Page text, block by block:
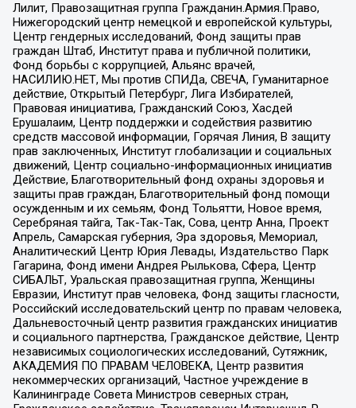
Лилит, Правозащитная группа Гражданин.Армия.Право,
Нижегородский центр немецкой и европейской культуры,
Центр гендерных исследований, Фонд защиты прав
граждан Штаб, Институт права и публичной политики,
Фонд борьбы с коррупцией, Альянс врачей,
НАСИЛИЮ.НЕТ, Мы против СПИДа, СВЕЧА, Гуманитарное
действие, Открытый Петербург, Лига Избирателей,
Правовая инициатива, Гражданский Союз, Хасдей
Ерушалаим, Центр поддержки и содействия развитию
средств массовой информации, Горячая Линия, В защиту
прав заключенных, Институт глобализации и социальных
движений, Центр социально-информационных инициатив
Действие, Благотворительный фонд охраны здоровья и
защиты прав граждан, Благотворительный фонд помощи
осужденным и их семьям, Фонд Тольятти, Новое время,
Серебряная тайга, Так-Так-Так, Сова, центр Анна, Проект
Апрель, Самарская губерния, Эра здоровья, Мемориал,
Аналитический Центр Юрия Левады, Издательство Парк
Гагарина, Фонд имени Андрея Рылькова, Сфера, Центр
СИБАЛЬТ, Уральская правозащитная группа, Женщины
Евразии, Институт прав человека, Фонд защиты гласности,
Российский исследовательский центр по правам человека,
Дальневосточный центр развития гражданских инициатив
и социального партнерства, Гражданское действие, Центр
независимых социологических исследований, Сутяжник,
АКАДЕМИЯ ПО ПРАВАМ ЧЕЛОВЕКА, Центр развития
некоммерческих организаций, Частное учреждение в
Калининграде Совета Министров северных стран,